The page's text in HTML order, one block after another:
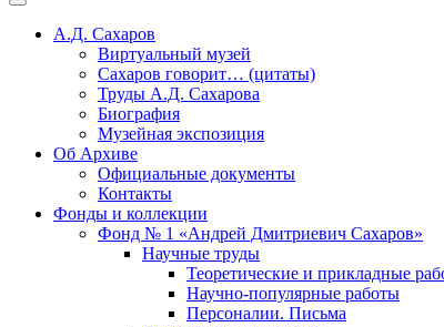
А.Д. Сахаров
Виртуальный музей
Сахаров говорит… (цитаты)
Труды А.Д. Сахарова
Биография
Музейная экспозиция
Об Архиве
Официальные документы
Контакты
Фонды и коллекции
Фонд № 1 «Андрей Дмитриевич Сахаров»
Научные труды
Теоретические и прикладные
Научно-популярные работы
Персоналии. Письма